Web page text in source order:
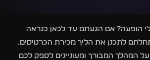
הופעה? אם הגעתם עד לכאן כנראה
לתכנן את הליך מכירת הכרטיסים.
המהלך המבורך ומעוניינים לספק לכם